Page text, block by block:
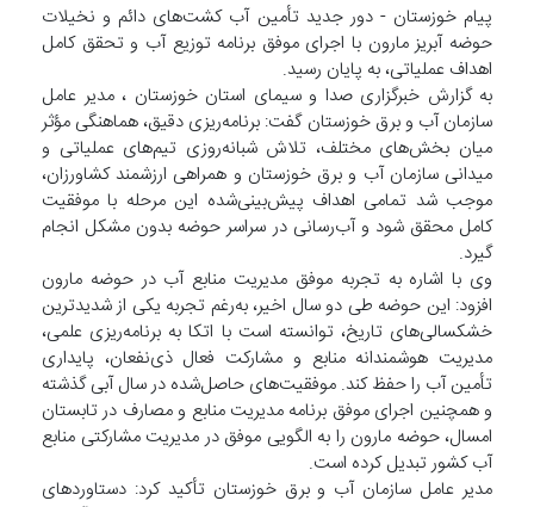
پیام خوزستان - دور جدید تأمین آب کشت‌های دائم و نخیلات
حوضه آبریز مارون با اجرای موفق برنامه توزیع آب و تحقق کامل
اهداف عملیاتی، به پایان رسید.
به گزارش خبرگزاری صدا و سیمای استان خوزستان ، مدیر عامل
سازمان آب و برق خوزستان گفت: برنامه‌ریزی دقیق، هماهنگی مؤثر
میان بخش‌های مختلف، تلاش شبانه‌روزی تیم‌های عملیاتی و
میدانی سازمان آب و برق خوزستان و همراهی ارزشمند کشاورزان،
موجب شد تمامی اهداف پیش‌بینی‌شده این مرحله با موفقیت
کامل محقق شود و آب‌رسانی در سراسر حوضه بدون مشکل انجام
گیرد.
وی با اشاره به تجربه موفق مدیریت منابع آب در حوضه مارون
افزود: این حوضه طی دو سال اخیر، به‌رغم تجربه یکی از شدیدترین
خشکسالی‌های تاریخ، توانسته است با اتکا به برنامه‌ریزی علمی،
مدیریت هوشمندانه منابع و مشارکت فعال ذی‌نفعان، پایداری
تأمین آب را حفظ کند. موفقیت‌های حاصل‌شده در سال آبی گذشته
و همچنین اجرای موفق برنامه مدیریت منابع و مصارف در تابستان
امسال، حوضه مارون را به الگویی موفق در مدیریت مشارکتی منابع
آب کشور تبدیل کرده است.
مدیر عامل سازمان آب و برق خوزستان تأکید کرد: دستاورد‌های